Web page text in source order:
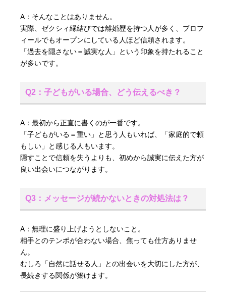
A：そんなことはありません。
実際、ゼクシィ縁結びでは離婚歴を持つ人が多く、プロフ
ィールでもオープンにしている人ほど信頼されます。
「過去を隠さない＝誠実な人」という印象を持たれること
が多いです。
Q2：子どもがいる場合、どう伝えるべき？
A：最初から正直に書くのが一番です。
「子どもがいる＝重い」と思う人もいれば、「家庭的で頼
もしい」と感じる人もいます。
隠すことで信頼を失うよりも、初めから誠実に伝えた方が
良い出会いにつながります。
Q3：メッセージが続かないときの対処法は？
A：無理に盛り上げようとしないこと。
相手とのテンポが合わない場合、焦っても仕方ありませ
ん。
むしろ「自然に話せる人」との出会いを大切にした方が、
長続きする関係が築けます。